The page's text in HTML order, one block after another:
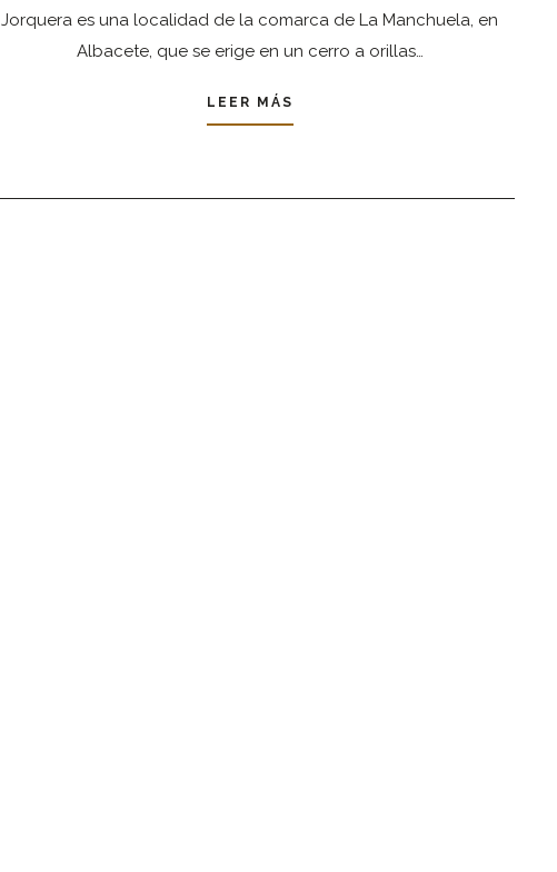
Jorquera es una localidad de la comarca de La Manchuela, en
Albacete, que se erige en un cerro a orillas…
LEER MÁS